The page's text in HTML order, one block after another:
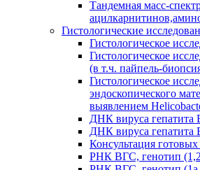
Тандемная масс-
Гистологические
Гистологическое
Гистологическое
(в т.ч. пайпель-
Гистологическое
эндоскопического
выявлением
ДНК вируса гепатита
ДНК вируса гепатита
Консультация
РНК ВГC, генотип